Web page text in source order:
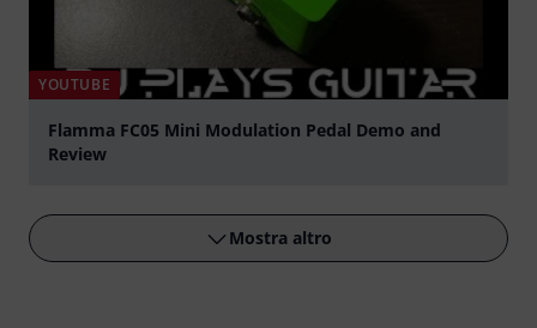
YOUTUBE
Flamma FC05 Mini Modulation Pedal Demo and
Review
Mostra altro